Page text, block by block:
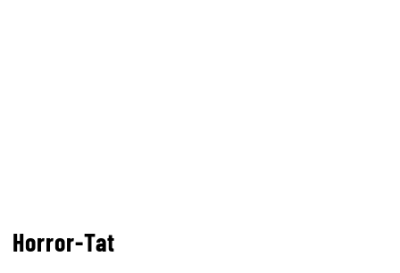
Horror-Tat